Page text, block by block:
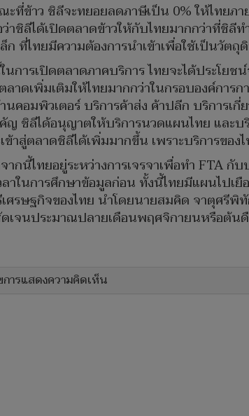
ะที่ข้าว ชิลีจะทยอยลดภาษีเป็น 0% ให้ไทยภ
ว่าชิลีได้เปิดตลาดข้าวให้กับไทยมากกว่าที่ชิ
ก ที่ไทยมีความต้องการนำเข้าเพื่อใช้เป็นวัต
นการเปิดตลาดภาคบริการ ไทยจะได้ประโย
ลาดเพิ่มเติมให้ไทยมากกว่าในกรอบองค์กา
นคอมพิวเตอร์ บริการค้าส่ง ค้าปลีก บริการเกี่
ญ ชิลีได้อนุญาตให้บริการนวดแผนไทย และบ
เข้าสู่ตลาดชิลีได้เพิ่มมากขึ้น เพราะบริการขอ
ากนี้ไทยอยู่ระหว่างการเจรจาเพื่อทำ FTA กั
ลาในการศึกษาข้อมูลก่อน ทั้งนี้ไทยมีแผนไป
ศรษฐกิจของไทย นำโดยนายสมคิด จาตุศรีพิ
เจนประมาณปลายเดือนพฤศจิกายนหรือต้น
การแสดงความคิดเห็น